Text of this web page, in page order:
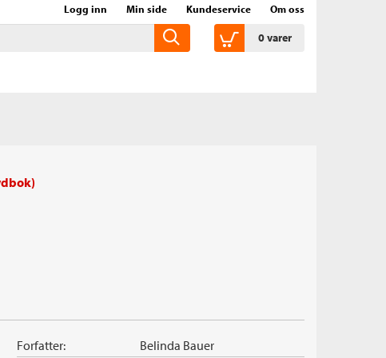
Logg inn Min side Kundeservice Om oss
0varer
Forfatter: Belinda Bauer